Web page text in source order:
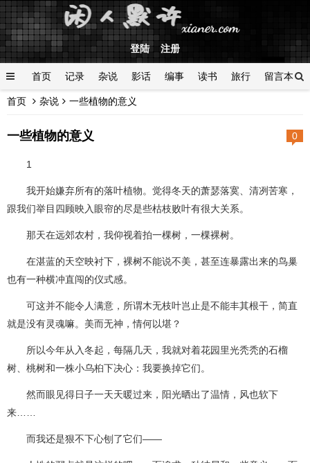
登陆 注册
首页 记录 杂说 影话 编事 读书 旅行 留言本
登陆
首页 杂说 一些植物的意义
0
一些植物的意义
1
我开始嫌弃所有的落叶植物。觉得冬天的萧瑟落寞、清冽苦寒，
跟我们举目四顾映入眼帘的尽是些枯枝败叶有很大关系。
那天在远郊农村，我仰视着拍一棵树，一棵裸树。
在湛蓝的天空映衬下，裸树不能说不美，甚至连暴露出来的鸟巢
也有一种横冲直闯的仪式感。
可这并不能令人满意，所谓木无枝叶岂止是不能丰其根干，简直
就是没有灵魂嘛。美而无神，情何以堪？
所以今年从入冬起，每隔几天，我就对着花园里光秃秃的石榴
树、桃树和一株小乌桕下决心：我要换掉它们。
然而眼见得日子一天天暖过来，阳光晒出了温情，风也软下
来……
而我还是狠不下心刨了它们——